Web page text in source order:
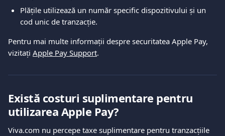
Plățile utilizează un număr specific dispozitivului și un
cod unic de tranzacție.
Pentru mai multe informații despre securitatea Apple Pay,
vizitați Apple Pay Support.
Există costuri suplimentare pentru
utilizarea Apple Pay?
Viva.com nu percepe taxe suplimentare pentru tranzacțiile